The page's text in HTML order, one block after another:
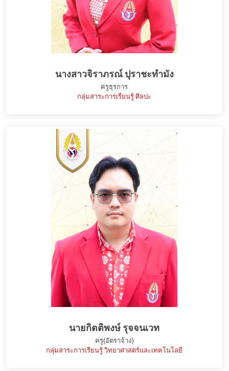
นางสาวจิราภรณ์ ปุราชะทำมัง
ครูธุรการ
กลุ่มสาระการเรียนรู้ ศิลปะ
นายกิตติพงษ์ รุจจนเวท
ครู(อัตราจ้าง)
กลุ่มสาระการเรียนรู้ วิทยาศาสตร์และเทคโนโลยี